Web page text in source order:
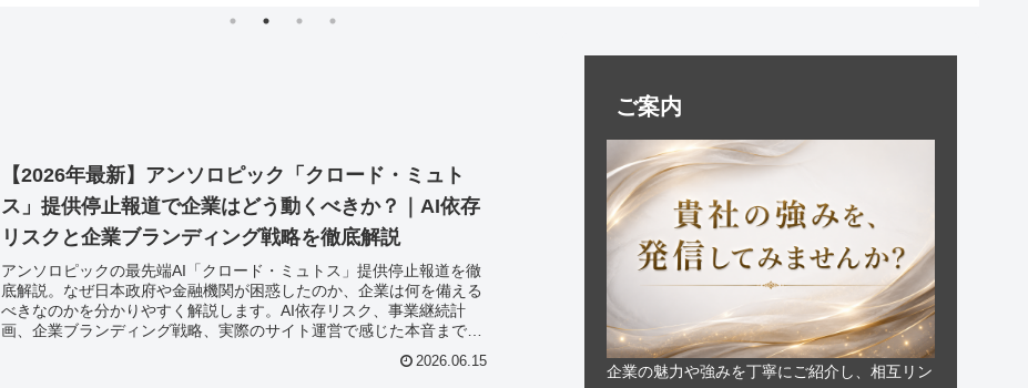
企業ブランディング戦
【2026年最新】アンソロピック「クロード・ミュト
ス」提供停止報道で企業はどう動くべきか？｜AI依存
リスクと企業ブランディング戦略を徹底解説
アンソロピックの最先端AI「クロード・ミュトス」提供停止報道を徹
底解説。なぜ日本政府や金融機関が困惑したのか、企業は何を備える
べきなのかを分かりやすく解説します。AI依存リスク、事業継続計
画、企業ブランディング戦略、実際のサイト運営で感じた本音まで詳
2026.06.15
ご案内
企業の魅力や強みを丁寧にご紹介し、相互リン